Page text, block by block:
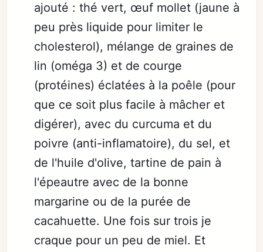
ajouté : thé vert, œuf mollet (jaune à
peu près liquide pour limiter le
cholesterol), mélange de graines de
lin (oméga 3) et de courge
(protéines) éclatées à la poêle (pour
que ce soit plus facile à mâcher et
digérer), avec du curcuma et du
poivre (anti-inflamatoire), du sel, et
de l'huile d'olive, tartine de pain à
l'épeautre avec de la bonne
margarine ou de la purée de
cacahuette. Une fois sur trois je
craque pour un peu de miel. Et